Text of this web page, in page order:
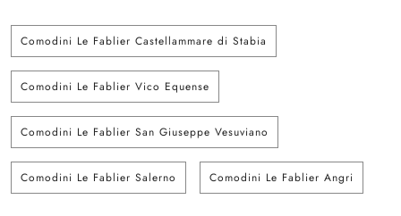
Comodini Le Fablier Castellammare di Stabia
Comodini Le Fablier Vico Equense
Comodini Le Fablier San Giuseppe Vesuviano
Comodini Le Fablier Salerno Comodini Le Fablier Angri